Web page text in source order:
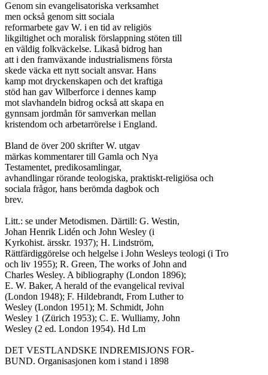
Genom sin evangelisatoriska verksamhet
men också genom sitt sociala
reformarbete gav W. i en tid av religiös
likgiltighet och moralisk förslappning stöten till
en väldig folkväckelse. Likaså bidrog han
att i den framväxande industrialismens första
skede väcka ett nytt socialt ansvar. Hans
kamp mot dryckenskapen och det kraftiga
stöd han gav Wilberforce i dennes kamp
mot slavhandeln bidrog också att skapa en
gynnsam jordmån för samverkan mellan
kristendom och arbetarrörelse i England.
Bland de över 200 skrifter W. utgav
märkas kommentarer till Gamla och Nya
Testamentet, predikosamlingar,
avhandlingar rörande teologiska, praktiskt-religiösa och
sociala frågor, hans berömda dagbok och
brev.
Litt.: se under Metodismen. Därtill: G. Westin,
Johan Henrik Lidén och John Wesley (i
Kyrkohist. ärsskr. 1937); H. Lindström,
Rättfärdiggörelse och helgelse i John Wesleys teologi (i Tro
och liv 1955); R. Green, The works of John and
Charles Wesley. A bibliography (London 1896);
E. W. Baker, A herald of the evangelical revival
(London 1948); F. Hildebrandt, From Luther to
Wesley (London 1951); M. Schmidt, John
Wesley 1 (Zürich 1953); C. E. Wulliamy, John
Wesley (2 ed. London 1954). Hd Lm
DET VESTLANDSKE INDREMISJONS FOR-
BUND. Organisasjonen kom i stand i 1898